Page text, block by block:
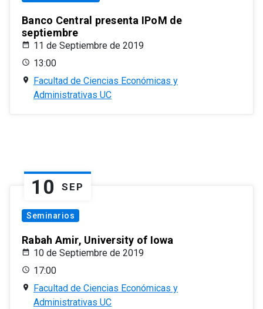
Banco Central presenta IPoM de
septiembre
11 de Septiembre de 2019
13:00
Facultad de Ciencias Económicas y
Administrativas UC
10 SEP
Seminarios
Rabah Amir, University of Iowa
10 de Septiembre de 2019
17:00
Facultad de Ciencias Económicas y
Administrativas UC